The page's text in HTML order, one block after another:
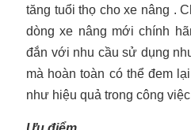
tăng tuổi thọ cho xe nâng .
dòng xe nâng mới chính
đắn với nhu cầu sử dụng
mà hoàn toàn có thể đem
như hiệu quả trong công